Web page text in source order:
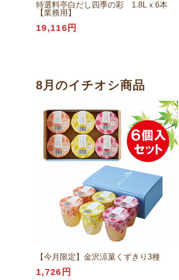
特選料亭白だし四季の彩 1.8Lｘ6本
【業務用】
19,116円
8月のイチオシ商品
【今月限定】金沢涼菓くずきり3種
1,726円